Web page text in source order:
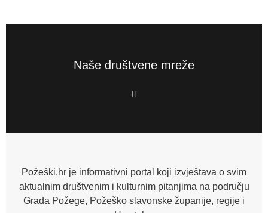
Naše društvene mreže
F
a
o
f
Požeški.hr je informativni portal koji izvještava o svim
aktualnim društvenim i kulturnim pitanjima na području
Grada Požege, Požeško slavonske županije, regije i